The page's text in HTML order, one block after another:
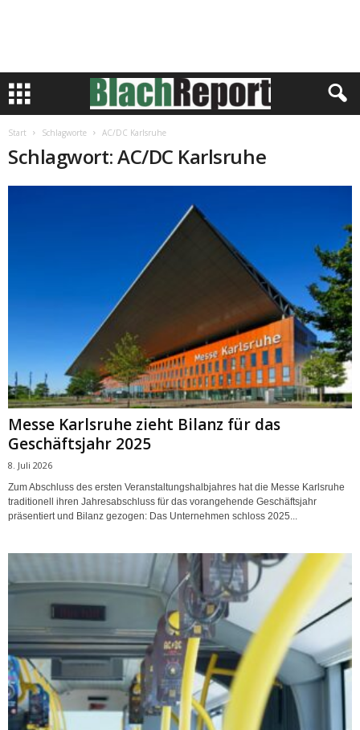
Start Schlagworte AC/DC Karlsruhe
Schlagwort: AC/DC Karlsruhe
Messe Karlsruhe zieht Bilanz für das
Geschäftsjahr 2025
8. Juli 2026
Zum Abschluss des ersten Veranstaltungshalbjahres hat die Messe Karlsruhe
traditionell ihren Jahresabschluss für das vorangehende Geschäftsjahr
präsentiert und Bilanz gezogen: Das Unternehmen schloss 2025...